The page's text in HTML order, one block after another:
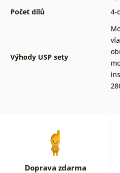
Počet dílů
4-
Výhody USP sety
Doprava zdarma